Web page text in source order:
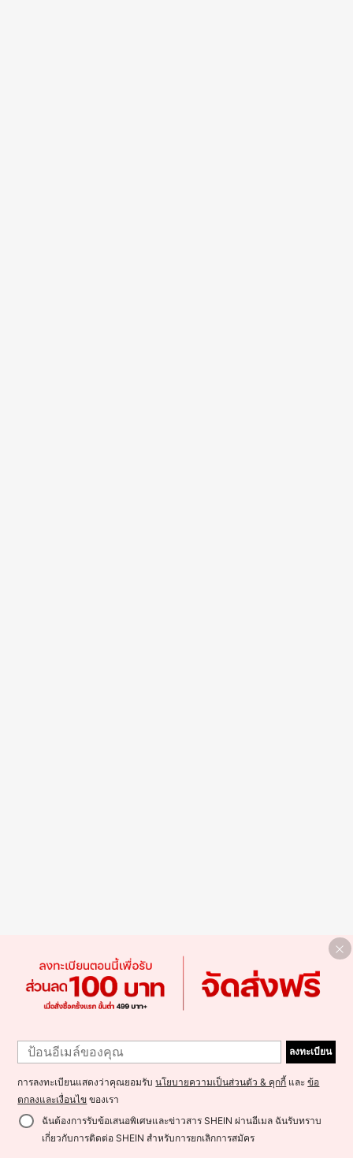
ลงทะเบียน
การลงทะเบียนแสดงว่าคุณยอมรับนโยบายความเป็นส่วนตัว & คุกกี้ และข้อ
ตกลงและเงื่อนไข ของเรา
ฉันต้องการรับข้อเสนอพิเศษและข่าวสาร SHEIN ผ่านอีเมล ฉันรับทราบ
เกี่ยวกับการติดต่อ SHEIN สำหรับการยกเลิกการสมัคร